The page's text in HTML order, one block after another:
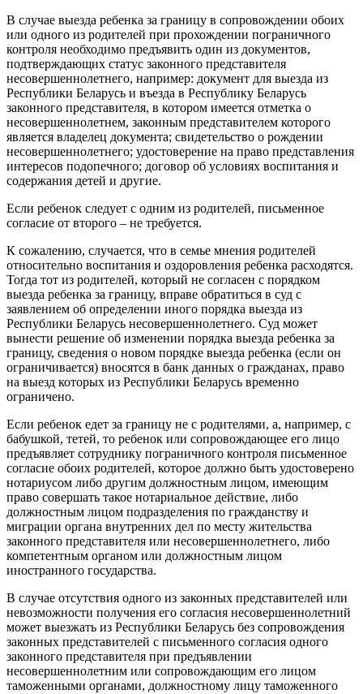
В случае выезда ребенка за границу в сопровождении обоих
или одного из родителей при прохождении пограничного
контроля необходимо предъявить один из документов,
подтверждающих статус законного представителя
несовершеннолетнего, например: документ для выезда из
Республики Беларусь и въезда в Республику Беларусь
законного представителя, в котором имеется отметка о
несовершеннолетнем, законным представителем которого
является владелец документа; свидетельство о рождении
несовершеннолетнего; удостоверение на право представления
интересов подопечного; договор об условиях воспитания и
содержания детей и другие.
Если ребенок следует с одним из родителей, письменное
согласие от второго – не требуется.
К сожалению, случается, что в семье мнения родителей
относительно воспитания и оздоровления ребенка расходятся.
Тогда тот из родителей, который не согласен с порядком
выезда ребенка за границу, вправе обратиться в суд с
заявлением об определении иного порядка выезда из
Республики Беларусь несовершеннолетнего. Суд может
вынести решение об изменении порядка выезда ребенка за
границу, сведения о новом порядке выезда ребенка (если он
ограничивается) вносятся в банк данных о гражданах, право
на выезд которых из Республики Беларусь временно
ограничено.
Если ребенок едет за границу не с родителями, а, например, с
бабушкой, тетей, то ребенок или сопровождающее его лицо
предъявляет сотруднику пограничного контроля письменное
согласие обоих родителей, которое должно быть удостоверено
нотариусом либо другим должностным лицом, имеющим
право совершать такое нотариальное действие, либо
должностным лицом подразделения по гражданству и
миграции органа внутренних дел по месту жительства
законного представителя или несовершеннолетнего, либо
компетентным органом или должностным лицом
иностранного государства.
В случае отсутствия одного из законных представителей или
невозможности получения его согласия несовершеннолетний
может выезжать из Республики Беларусь без сопровождения
законных представителей с письменного согласия одного
законного представителя при предъявлении
несовершеннолетним или сопровождающим его лицом
таможенными органами, должностному лицу таможенного